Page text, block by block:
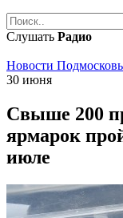
Слушать Радио
Новости
30 июня
Свыше 200
ярмарок
июле